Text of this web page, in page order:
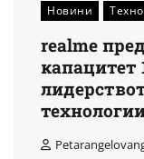
Новини
realme
капацитет